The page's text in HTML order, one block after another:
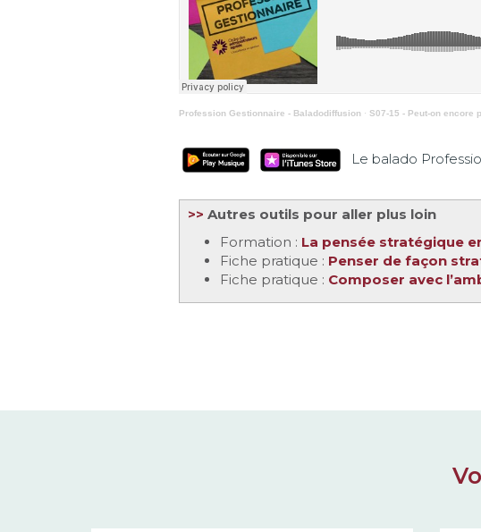
Profession Gestionnaire - Baladodiffusion· S07-15 - Peut-on encore
Le balado
>> Autres outils pour aller plus loin
Formation : La pensée stratégique
Fiche pratique : Penser de façon
Fiche pratique : Composer avec